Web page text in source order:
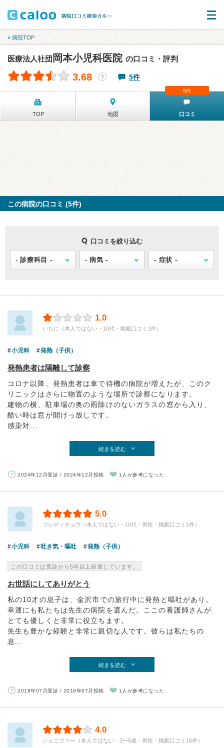
« 病院TOP
医療法人社団 岡本小児科医院 の口コミ・評判
3.68 ？ 5件
TOP 地図 口コミ
5件
この病院の口コミ (5件)
口コミを絞り込む
1.0
いちに（本人ではない・10代・掲載口コミ1件）
小児科 発熱（子供）
発熱患者は隔離して診察
コロナ以降、発熱患者は車で待機の病院が増えたが、このク
リニックはさらに物置のような場所で診察になります。
建物の横、駐車場の奥の雨除けのないガラスの窓から入り、
酷い時は窓が開けっ放しです。
感染対...
続きを読む
2024年12月受診 / 2024年12月投稿 1人が参考になった
5.0
フレディチョウ（本人ではない・10代・男性・掲載口コミ1件）
小児科 吐き気・嘔吐 発熱（子供）
この口コミは受診から5年以上経過しています。
お世話にしてありがとう
私の10才の息子は、金沢市での旅行中に発熱と嘔吐があり。
幸運にも私たちは先生の病院を選んだ。ここの看護師さんが
とても優しくと非常に役立ちます。
先生も豊かな経験と非常に親切な人です。彼らは私たちの
息...
続きを読む
2018年07月受診 / 2018年07月投稿 1人が参考になった
4.0
ジェニファー（本人ではない・3〜5歳・男性・掲載口コミ16件）